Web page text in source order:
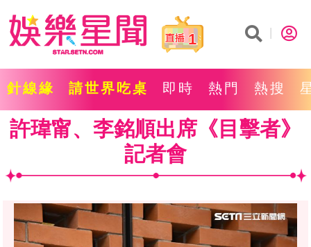
1
針線緣 請世界吃桌 即時 熱門 熱搜
許瑋甯、李銘順出席《目擊者》
記者會